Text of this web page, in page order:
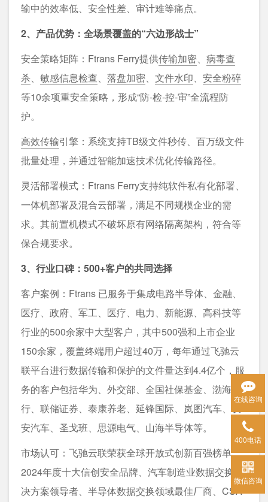
输中的效率低、安全性差、审计难等痛点。
2、产品优势：全场景覆盖的“六边形战士”
安全策略矩阵：Ftrans Ferry提供传输加密
病毒查
杀
敏感信息检查 落盘加密 文件水印
安全粉碎
等10余项重安全策略，形成“防-检-控-审”全流程防
护。
高效传输引擎：系统支持TB级文件秒传、百万级文件
批量处理，并通过智能加速技术优化传输路径。
灵活部署模式：Ftrans Ferry支持纯软件私有化部署、
一体机部署及混合云部署，满足不同规模企业的需
求。其前置机模式不破坏原有网络隔离架构，符合等
保合规要求。
3、行业口碑：500+客户的共同选择
客户案例：Ftrans 已服务于集成电路半导体、金融、
医疗、政府、军工、医疗、电力、新能源、高科技等
行业的500余家中大型客户，其中500强和上市企业
150余家，覆盖终端用户超过40万，每年通过飞驰云
联平台进行数据传输和保护的文件量达到4.4亿个，服
务的客户包括华为、外交部、全国社保基金、渤海银
行、联储证券、泰康养老、延锋国际、岚图汽车、长
安汽车、圣戈班、思源电气、山海半导体等。
市场认可：飞驰云联荣获全球开放式创新百强榜单、
2024年度十大信创安全品牌、汽车制造业数据交换解
决方案领导者、半导体数据交换领域最佳厂商、CSA
在线咨询
400电话
微信咨询